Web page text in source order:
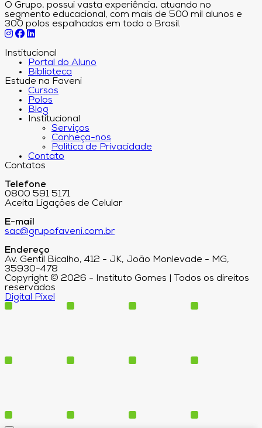
O Grupo, possui vasta experiência, atuando no
segmento educacional, com mais de 500 mil alunos e
300 polos espalhados em todo o Brasil.
Institucional
Portal do Aluno
Biblioteca
Estude na Faveni
Cursos
Polos
Blog
Institucional
Serviços
Conheça-nos
Política de Privacidade
Contato
Contatos
Telefone
0800 591 5171
Aceita Ligações de Celular
E-mail
sac@grupofaveni.com.br
Endereço
Av. Gentil Bicalho, 412 - JK, João Monlevade - MG,
35930-478
Copyright © 2026 - Instituto Gomes | Todos os direitos
reservados
Digital Pixel